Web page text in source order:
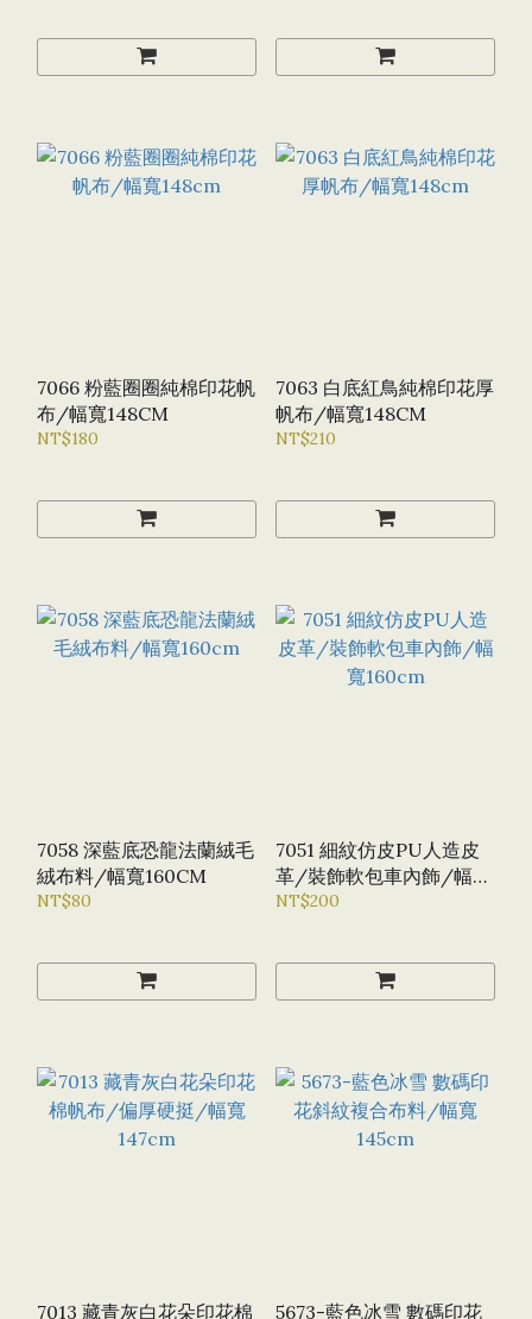
7066 粉藍圈圈純棉印花帆
布/幅寬148CM
NT$180
7063 白底紅鳥純棉印花厚
帆布/幅寬148CM
NT$210
7058 深藍底恐龍法蘭絨毛
絨布料/幅寬160CM
NT$80
7051 細紋仿皮PU人造皮
革/裝飾軟包車內飾/幅寬
160CM
NT$200
7013 藏青灰白花朵印花棉
5673-藍色冰雪 數碼印花